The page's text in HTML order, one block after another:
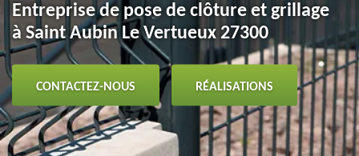
Entreprise de pose de clôture et grillage
à Saint Aubin Le Vertueux 27300
CONTACTEZ-NOUS RÉALISATIONS